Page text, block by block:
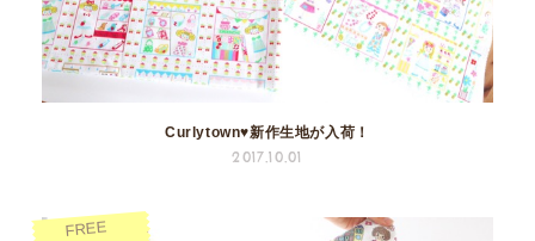
Curlytown♥新作生地が入荷！
2017.10.01
FREE